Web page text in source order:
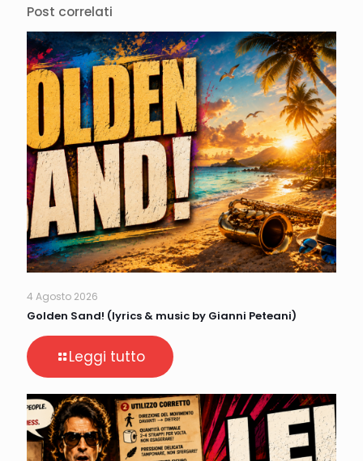
Post correlati
4 Agosto 2026
Golden Sand! (lyrics & music by Gianni Peteani)
Leggi tutto